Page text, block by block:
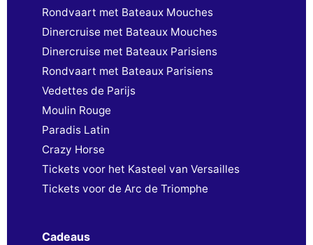
Rondvaart met Bateaux Mouches
Dinercruise met Bateaux Mouches
Dinercruise met Bateaux Parisiens
Rondvaart met Bateaux Parisiens
Vedettes de Parijs
Moulin Rouge
Paradis Latin
Crazy Horse
Tickets voor het Kasteel van Versailles
Tickets voor de Arc de Triomphe
Cadeaus